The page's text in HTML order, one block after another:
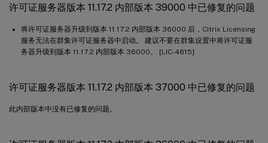
许可证服务器版本 11.17.2 内部版本 39000 中已修复的问题
将许可证服务器升级到版本 11.17.2 内部版本 36000 后，Citrix Licensing
服务无法在群集许可证服务器中启动。 建议不要在群集设置中将许可证服
务器升级到版本 11.17.2 内部版本 36000。 [LIC-4615]
许可证服务器版本 11.17.2 内部版本 37000 中已修复的问题
此内部版本中没有已修复的问题。